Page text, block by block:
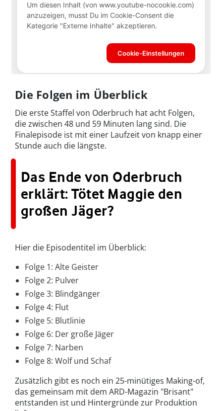
Die Folgen im Überblick
Die erste Staffel von Oderbruch hat acht Folgen,
die zwischen 48 und 59 Minuten lang sind. Die
Finalepisode ist mit einer Laufzeit von knapp einer
Stunde auch die längste.
Das Ende von Oderbruch
erklärt: Tötet Maggie den
großen Jäger?
Hier die Episodentitel im Überblick:
Folge 1: Alte Geister
Folge 2: Pulver
Folge 3: Blindgänger
Folge 4: Flut
Folge 5: Blutlinie
Folge 6: Der große Jäger
Folge 7: Narben
Folge 8: Wolf und Schaf
Zusätzlich gibt es noch ein 25-minütiges Making-of,
das gemeinsam mit dem ARD-Magazin "Brisant"
entstanden ist und Hintergründe zur Produktion